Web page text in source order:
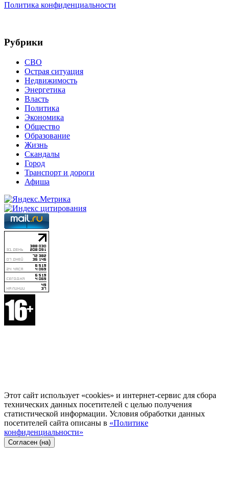
Политика конфиденциальности
Рубрики
СВО
Острая ситуация
Недвижимость
Энергетика
Власть
Политика
Экономика
Общество
Образование
Жизнь
Скандалы
Город
Транспорт и дороги
Афиша
Этот сайт использует «cookies» и интернет-сервис для сбора
технических данных посетителей с целью получения
статистической информации. Условия обработки данных
посетителей сайта описаны в «Политике
конфиденциальности»
Согласен (на)